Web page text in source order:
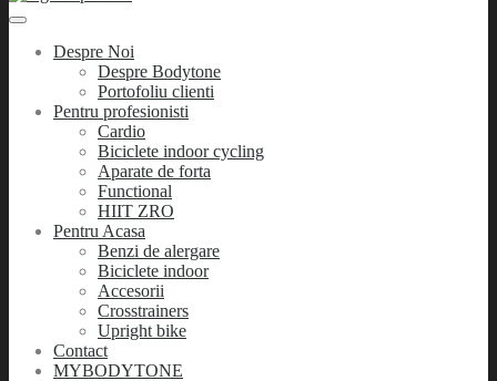
Despre Noi
Despre Bodytone
Portofoliu clienti
Pentru profesionisti
Cardio
Biciclete indoor cycling
Aparate de forta
Functional
HIIT ZRO
Pentru Acasa
Benzi de alergare
Biciclete indoor
Accesorii
Crosstrainers
Upright bike
Contact
MYBODYTONE